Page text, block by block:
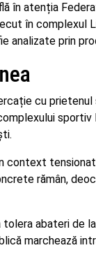
în atenția
în complexul
analizate prin
cu prietenul
sportiv
context
rămân,
tolera abateri de
marchează